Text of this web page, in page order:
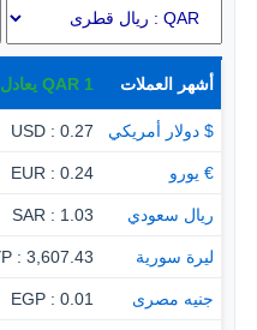
أشهر العملات 1
QAR يعادل
$ دولار أمريكي 0.27 : USD
€ يورو 0.24 : EUR
ريال سعودي 1.03 : SAR
ليرة سورية 3,607.43 : SYP
جنيه مصرى 0.01 : EGP